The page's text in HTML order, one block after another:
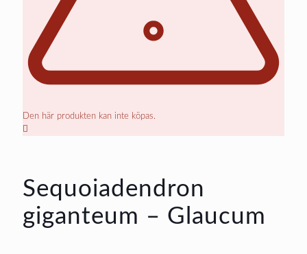
Den här produkten kan inte köpas.
Sequoiadendron
giganteum – Glaucum